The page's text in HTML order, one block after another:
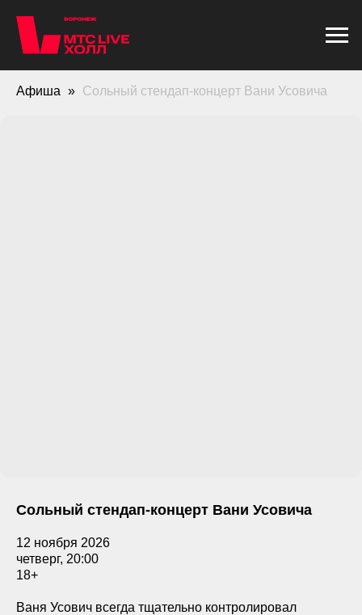
Афиша Сольный стендап-концерт Вани Усовича
Сольный стендап-концерт Вани Усовича
12 ноября 2026
четверг, 20:00
18+
Ваня Усович всегда тщательно контролировал